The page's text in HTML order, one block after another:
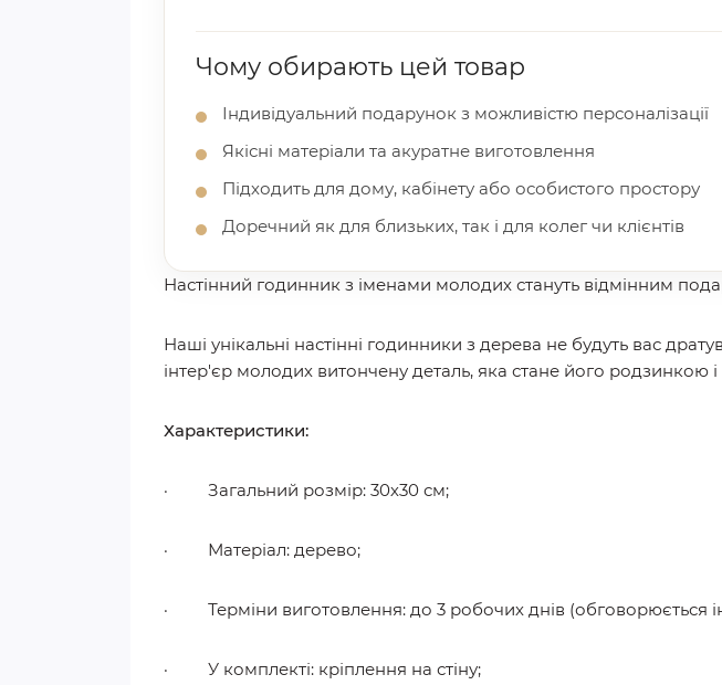
Чому обирають цей товар
Індивідуальний подарунок з можливістю персоналізації
Якісні матеріали та акуратне виготовлення
Підходить для дому, кабінету або особистого простору
Доречний як для близьких, так і для колег чи клієнтів
Настінний годинник з іменами молодих стануть відмінним
Наші унікальні настінні годинники з дерева не будуть вас
інтер'єр молодих витончену деталь, яка стане його родзинкою
Характеристики:
· Загальний розмір: 30х30 см;
· Матеріал: дерево;
· Терміни виготовлення: до 3 робочих днів (обговорюється
· У комплекті: кріплення на стіну;